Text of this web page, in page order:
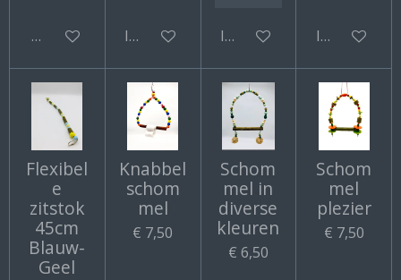
Bekijk details In winkelwagenIn winkelwagenIn
Flexibel
e
zitstok
45cm
Blauw-
Geel
Knabbel
schom
mel
€ 7,50
Schom
mel in
diverse
kleuren
€ 6,50
Schom
mel
plezier
€ 7,50